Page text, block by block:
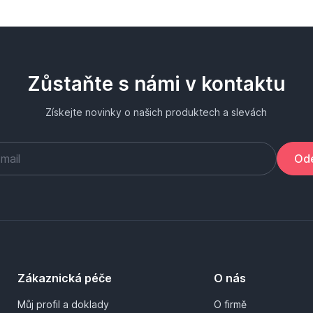
Zůstaňte s námi v kontaktu
Získejte novinky o našich produktech a slevách
Zákaznická péče
Můj profil a doklady
O nás
O firmě